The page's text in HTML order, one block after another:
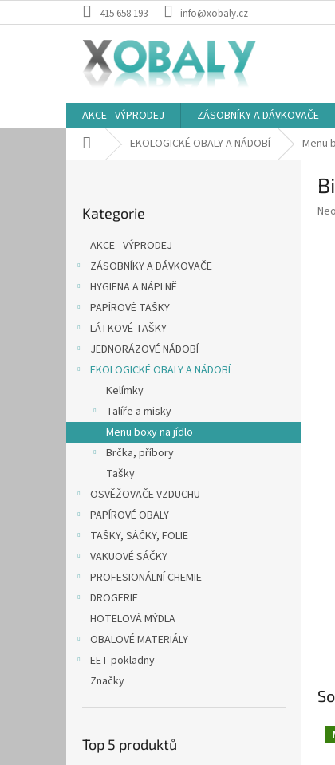
na
415 658 193 info@xobaly.cz
AKCE - VÝPRODEJ ZÁSOBNÍKY A DÁVKOVAČE
Domů EKOLOGICKÉ OBALY A NÁDOBÍ Menu
kategorie
Kategorie
AKCE - VÝPRODEJ
ZÁSOBNÍKY A DÁVKOVAČE
HYGIENA A NÁPLNĚ
PAPÍROVÉ TAŠKY
LÁTKOVÉ TAŠKY
JEDNORÁZOVÉ NÁDOBÍ
EKOLOGICKÉ OBALY A NÁDOBÍ
Kelímky
Talíře a misky
Menu boxy na jídlo
Brčka, příbory
Tašky
OSVĚŽOVAČE VZDUCHU
PAPÍROVÉ OBALY
TAŠKY, SÁČKY, FOLIE
VAKUOVÉ SÁČKY
PROFESIONÁLNÍ CHEMIE
DROGERIE
HOTELOVÁ MÝDLA
OBALOVÉ MATERIÁLY
EET pokladny
Značky
Top 5 produktů